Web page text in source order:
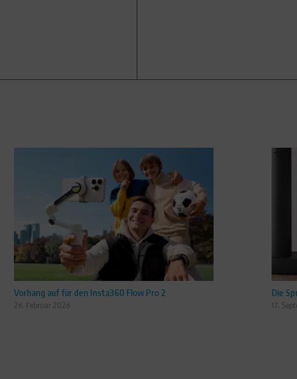
Vorhang auf für den Insta360 Flow Pro 2
26. Februar 2026
Die
17.